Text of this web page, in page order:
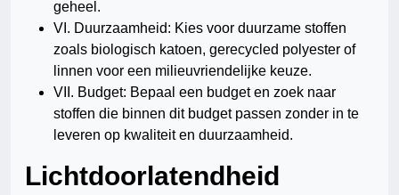
geheel.
VI. Duurzaamheid: Kies voor duurzame stoffen
zoals biologisch katoen, gerecycled polyester of
linnen voor een milieuvriendelijke keuze.
VII. Budget: Bepaal een budget en zoek naar
stoffen die binnen dit budget passen zonder in te
leveren op kwaliteit en duurzaamheid.
Lichtdoorlatendheid